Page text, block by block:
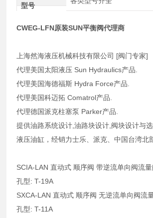
型号
CWEG-LFN原装SUN平衡阀代理商
上海然海液压机械科技有限公司 [阀门专家]
代理美国太阳液压 Sun Hydraulics产品.
代理美国海德福斯 Hydra Force产品.
代理美国科迈拓 Comatrol产品.
代理德国派克柱塞泵 Parker产品.
提供油路系统设计,油路块设计,阀块设计与
液压油缸，经销力士乐、派克、中国台湾北
SCIA-LAN 直动式 顺序阀 带逆流单向阀流
孔型: T-19A
SXCA-LAN 直动式 顺序阀 无逆流单向阀流
孔型: T-11A